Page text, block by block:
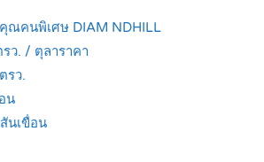
ณคนพิเศษ DIAM NDHILL
ว. / ตุลาราคา
รว.
น
นเขื่อน